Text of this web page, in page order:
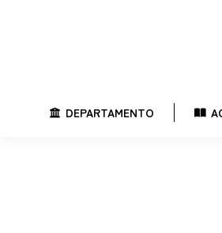
DEPARTAMENTO